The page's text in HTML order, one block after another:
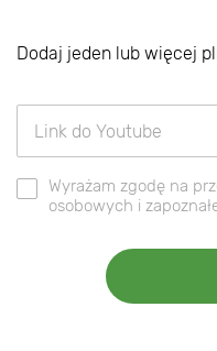
Dodaj jeden lub więcej
Wyrażam zgodę na
osobowych i